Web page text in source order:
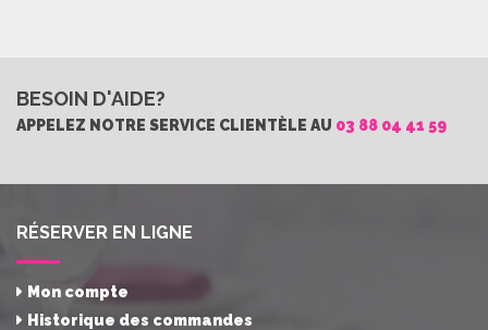
BESOIN D'AIDE?
APPELEZ NOTRE SERVICE CLIENTÈLE AU 03 88 04 41 59
RÉSERVER EN LIGNE
Mon compte
Historique des commandes